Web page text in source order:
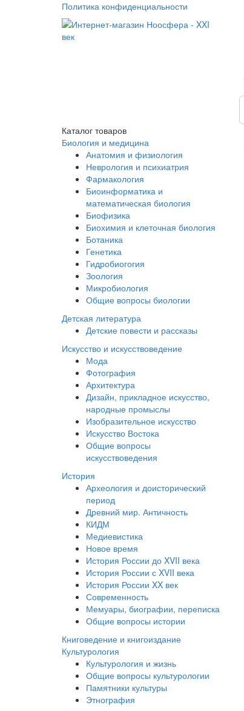
Политика конфиденциальности
Каталог товаров
Биология и медицина
Анатомия и физиология
Неврология и психиатрия
Фармакология
Биоинформатика и
математическая биология
Биофизика
Биохимия и клеточная биология
Ботаника
Генетика
Гидробиогогия
Зоология
Микробиология
Общие вопросы биологии
Детская литература
Детские повести и рассказы
Искусство и искусствоведение
Мода
Фотография
Архитектура
Дизайн, прикладное искусство,
народные промыслы
Изобразительное искусство
Искусство Востока
Общие вопросы
искусствоведения
История
Археология и доисторический
период
Древний мир. Античность
КИДМ
Медиевистика
Новое время
История России до XVII века
История России с XVII века
История России XX век
Современность
Мемуары, биографии, переписка
Общие вопросы истории
Книговедение и книгоиздание
Культурология
Культурология и жизнь
Общие вопросы культурологии
Памятники культуры
Этнография